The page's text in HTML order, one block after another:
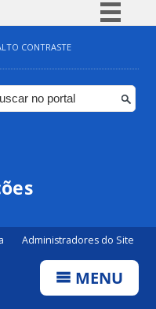
Simplifique!
Comunica BR
Participe
CONTRASTE
Administradores do Site
MENU